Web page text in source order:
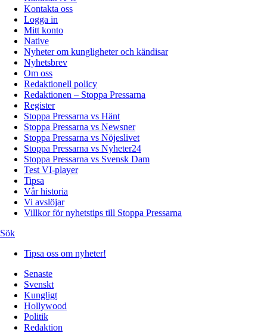
Kontakta oss
Logga in
Mitt konto
Native
Nyheter om kungligheter och kändisar
Nyhetsbrev
Om oss
Redaktionell policy
Redaktionen – Stoppa Pressarna
Register
Stoppa Pressarna vs Hänt
Stoppa Pressarna vs Newsner
Stoppa Pressarna vs Nöjeslivet
Stoppa Pressarna vs Nyheter24
Stoppa Pressarna vs Svensk Dam
Test VI-player
Tipsa
Vår historia
Vi avslöjar
Villkor för nyhetstips till Stoppa Pressarna
Sök
Tipsa oss om nyheter!
Senaste
Svenskt
Kungligt
Hollywood
Politik
Redaktion